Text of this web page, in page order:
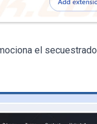
el